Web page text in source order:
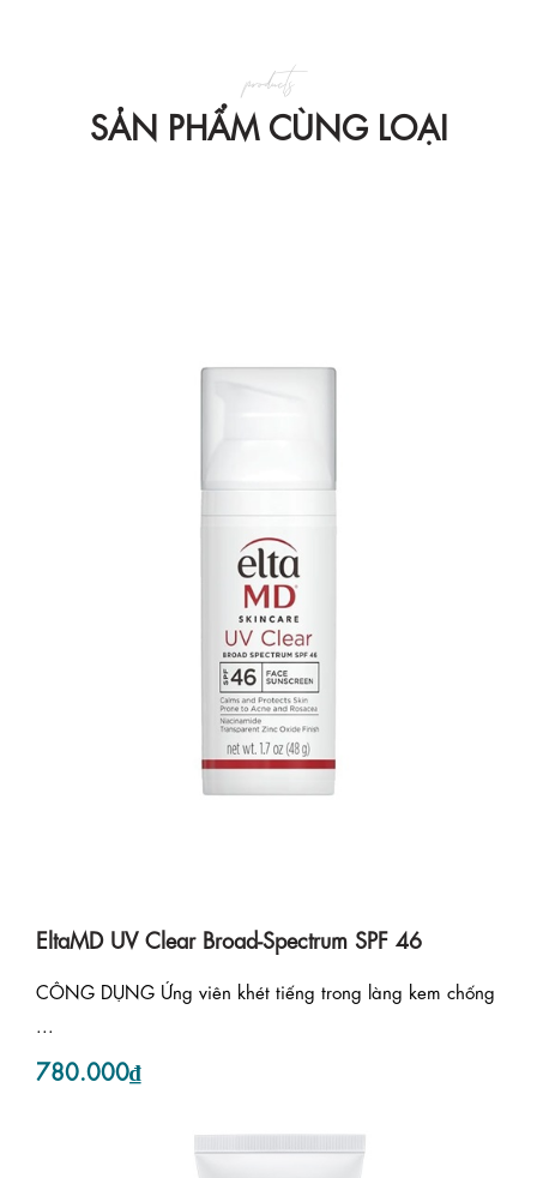
SẢN PHẨM CÙNG LOẠI
products
EltaMD UV Clear Broad-Spectrum SPF 46
CÔNG DỤNG Ứng viên khét tiếng trong làng kem chống
780.000₫